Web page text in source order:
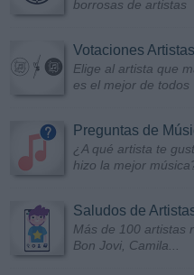
borrosas de artistas
Votaciones Artistas
Elige al artista que
es el mejor de todos
Preguntas de
¿A qué artista te
hizo la mejor
Saludos de
Más de 100 artistas
Bon Jovi, Camila...